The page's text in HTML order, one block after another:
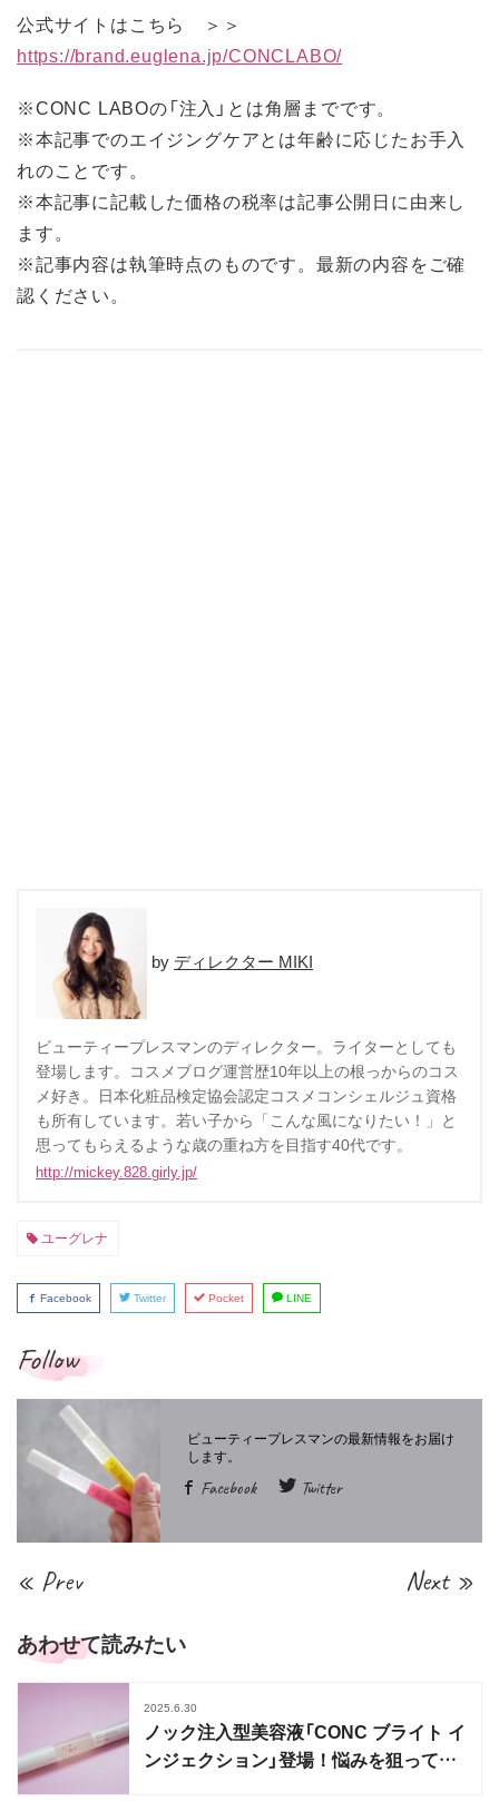
公式サイトはこちら ＞＞
https://brand.euglena.jp/CONCLABO/
※CONC LABOの「注入」とは角層までです。
※本記事でのエイジングケアとは年齢に応じたお手入
れのことです。
※本記事に記載した価格の税率は記事公開日に由来し
ます。
※記事内容は執筆時点のものです。最新の内容をご確
認ください。
ディレクター MIKI
ビューティープレスマンのディレクター。ライターとしても
登場します。コスメブログ運営歴10年以上の根っからのコス
メ好き。日本化粧品検定協会認定コスメコンシェルジュ資格
も所有しています。若い子から「こんな風になりたい！」と
思ってもらえるような歳の重ね方を目指す40代です。
http://mickey.828.girly.jp/
ユーグレナ
Facebook Twitter Pocket LINE
Follow
Facebook Twitter
« Prev Next »
あわせて読みたい
2025.6.30
ノック注入型美容液「CONC ブライト イ
ンジェクション」登場！悩みを狙って発